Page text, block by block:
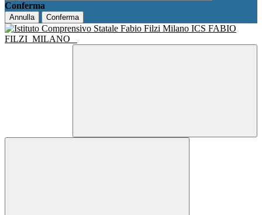
Conferma
Annulla Conferma
ICS FABIO
FILZI MILANO